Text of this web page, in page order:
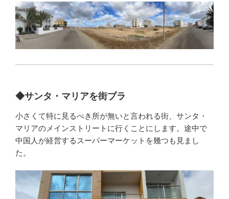
◆サンタ・マリアを街ブラ
小さくて特に見るべき所が無いと言われる街、サンタ・
マリアのメインストリートに行くことにします。途中で
中国人が経営するスーパーマーケットを幾つも見まし
た。